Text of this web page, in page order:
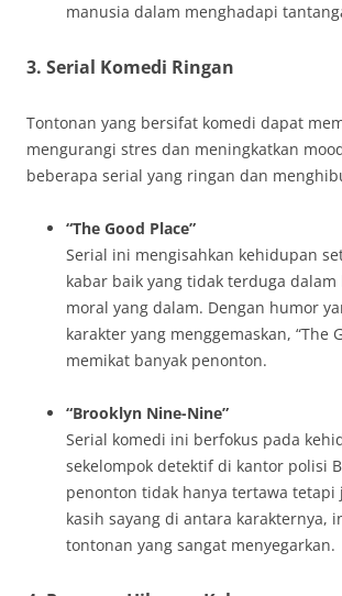
manusia dalam menghadapi
3. Serial Komedi Ringan
Tontonan yang bersifat komedi dapat
mengurangi stres dan meningkatkan
beberapa serial yang ringan dan
“The Good Place”
Serial ini mengisahkan kehidupan
kabar baik yang tidak terduga dalam
moral yang dalam. Dengan humor
karakter yang menggemaskan, “The
memikat banyak penonton.
“Brooklyn Nine-Nine”
Serial komedi ini berfokus pada
sekelompok detektif di kantor polisi
penonton tidak hanya tertawa tetapi
kasih sayang di antara karakternya,
tontonan yang sangat menyegarkan.